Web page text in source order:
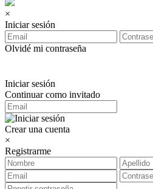
×
Iniciar sesión
Olvidé mi contraseña
Iniciar sesión
Continuar como invitado
Crear una cuenta
×
Registrarme